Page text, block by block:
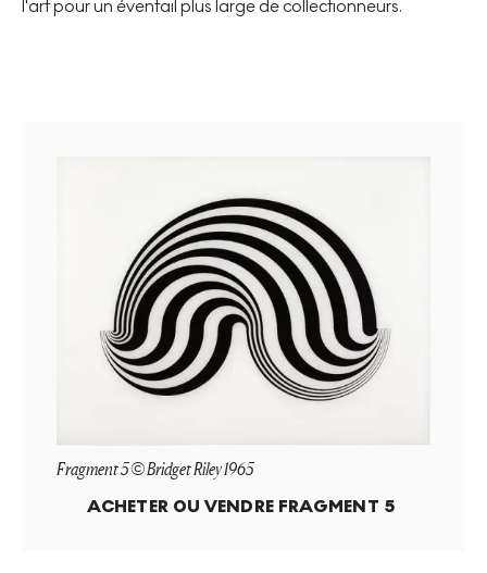
l'art pour un éventail plus large de collectionneurs.
Fragment 5 © Bridget Riley 1965
ACHETER OU VENDRE FRAGMENT 5